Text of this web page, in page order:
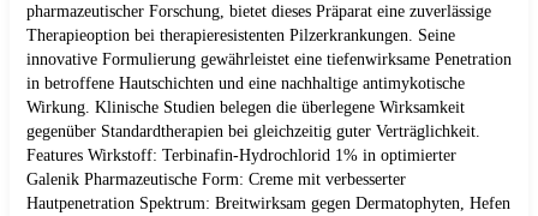
pharmazeutischer Forschung, bietet dieses Präparat eine zuverlässige
Therapieoption bei therapieresistenten Pilzerkrankungen. Seine
innovative Formulierung gewährleistet eine tiefenwirksame Penetration
in betroffene Hautschichten und eine nachhaltige antimykotische
Wirkung. Klinische Studien belegen die überlegene Wirksamkeit
gegenüber Standardtherapien bei gleichzeitig guter Verträglichkeit.
Features Wirkstoff: Terbinafin-Hydrochlorid 1% in optimierter
Galenik Pharmazeutische Form: Creme mit verbesserter
Hautpenetration Spektrum: Breitwirksam gegen Dermatophyten, Hefen